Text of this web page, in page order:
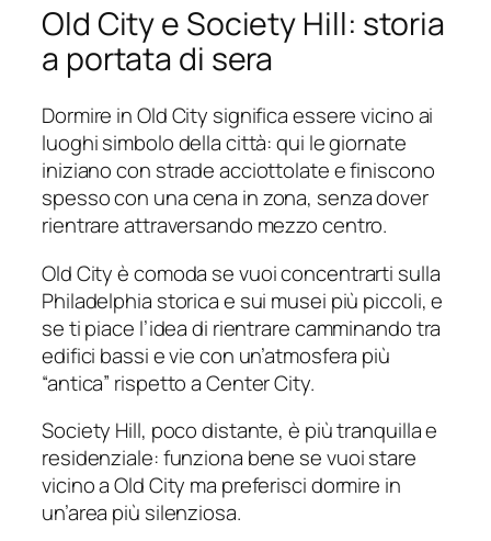
Old City e Society Hill: storia
a portata di sera
Dormire in Old City significa essere vicino ai
luoghi simbolo della città: qui le giornate
iniziano con strade acciottolate e finiscono
spesso con una cena in zona, senza dover
rientrare attraversando mezzo centro.
Old City è comoda se vuoi concentrarti sulla
Philadelphia storica e sui musei più piccoli, e
se ti piace l’idea di rientrare camminando tra
edifici bassi e vie con un’atmosfera più
“antica” rispetto a Center City.
Society Hill, poco distante, è più tranquilla e
residenziale: funziona bene se vuoi stare
vicino a Old City ma preferisci dormire in
un’area più silenziosa.